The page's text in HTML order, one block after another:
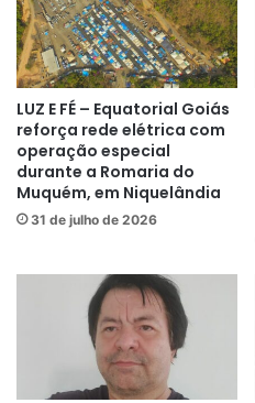
LUZ E FÉ – Equatorial Goiás
reforça rede elétrica com
operação especial
durante a Romaria do
Muquém, em Niquelândia
31 de julho de 2026